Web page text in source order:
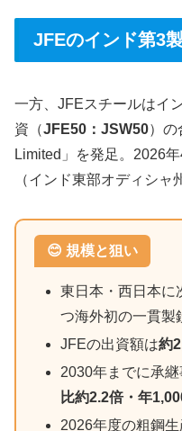
JFEのインド第3
一方、JFEスチールはイ
資（JFE50：JSW50）の
Limited」を発足。2026
（インド東部オディシャ
😊 規模と狙い
東日本・西日本に
つ海外初の一貫製
JFEの出資額は約
2030年までに承
比約2.2倍・年
2026年度の粗鋼